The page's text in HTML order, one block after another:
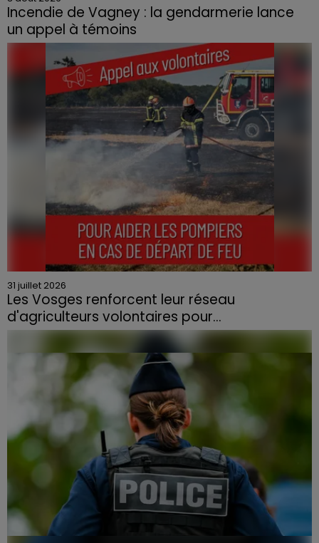
Incendie de Vagney : la gendarmerie lance
un appel à témoins
Le feu, parti d'une haie avant de se propager au
quartier résidentiel, avait détruit deux habitations et
contraint à l'évacuation d'une centaine de personnes.
31 juillet 2026
Les Vosges renforcent leur réseau
d'agriculteurs volontaires pour...
Face à la sécheresse et aux risques de départs de feu,
la Chambre d'agriculture des Vosges a lancé un appel
aux agriculteurs volontaires pour venir en aide...